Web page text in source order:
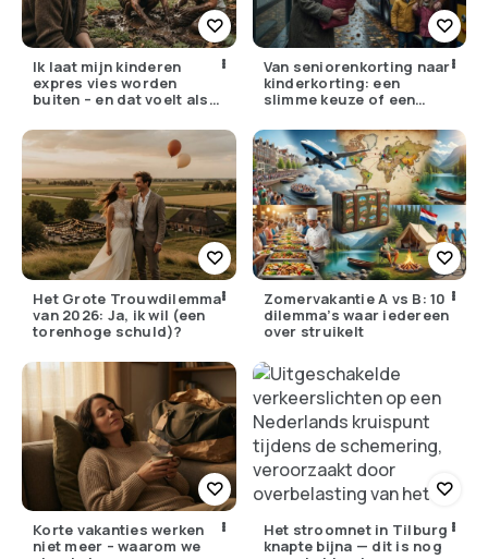
Ik laat mijn kinderen
expres vies worden
buiten – en dat voelt als
Van seniorenkorting naar
kinderkorting: een
slimme keuze of een
Het Grote Trouwdilemma
van 2026: Ja, ik wil (een
torenhoge schuld)?
Zomervakantie A vs B: 10
dilemma’s waar iedereen
over struikelt
Korte vakanties werken
niet meer – waarom we
Het stroomnet in Tilburg
knapte bijna — dit is nog